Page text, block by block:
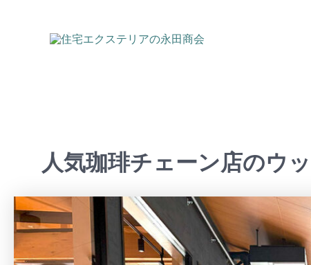
人気珈琲チェーン店のウ